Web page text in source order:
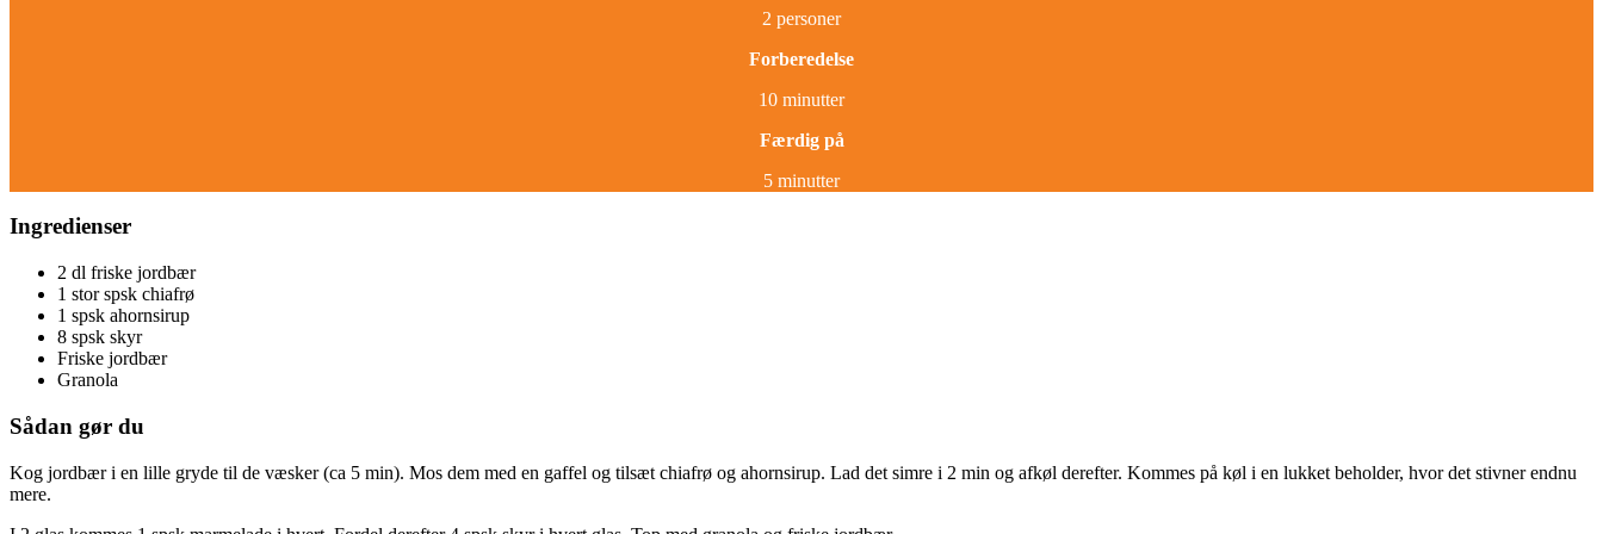
2 personer
Forberedelse
10 minutter
Færdig på
5 minutter
Ingredienser
2 dl friske jordbær
1 stor spsk chiafrø
1 spsk ahornsirup
8 spsk skyr
Friske jordbær
Granola
Sådan gør du
Kog jordbær i en lille gryde til de væsker (ca 5 min). Mos dem med en gaffel og tilsæt chiafrø og ahornsirup. Lad det simre i 2 min og afkøl derefter. Kommes på køl i en lukket beholder, hvor det stivner endnu
mere.